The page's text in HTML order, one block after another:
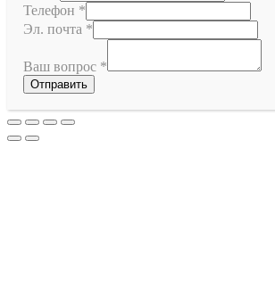
Телефон *
Эл. почта *
Ваш вопрос *
Отправить